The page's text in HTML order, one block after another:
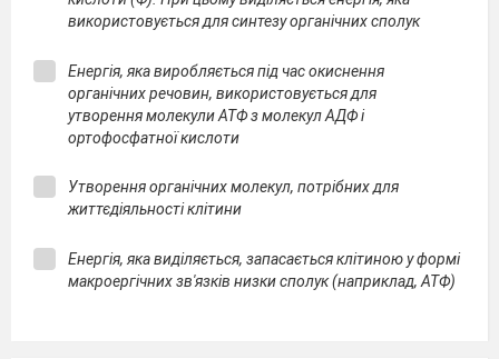
використовується для синтезу органічних сполук
Енергія, яка виробляється під час окиснення
органічних речовин, використовується для
утворення молекули АТФ з молекул АДФ і
ортофосфатної кислоти
Утворення органічних молекул, потрібних для
життєдіяльності клітини
Енергія, яка виділяється, запасається клітиною у формі
макроергічних зв'язків низки сполук (наприклад, АТФ)